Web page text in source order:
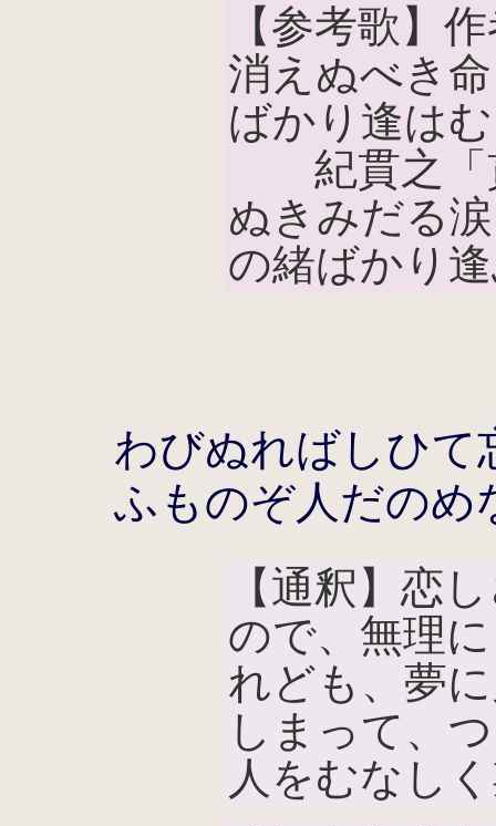
【参考歌】
消えぬべき
ばかり逢は
紀貫之「
ぬきみだる
の緒ばかり
わびぬればしひて
ふものぞ人だのめ
【通釈】恋
ので、無理
れども、夢
しまって、
人をむなし